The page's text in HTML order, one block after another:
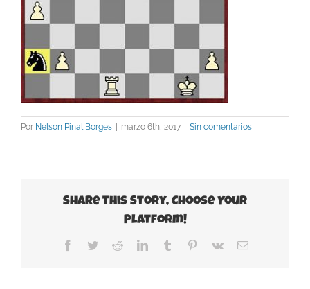
Por Nelson Pinal Borges | marzo 6th, 2017 | Sin comentarios
Share This Story, Choose Your
Platform!
Facebook
TwitterRedditLinkedInTumblr Pinterest
Vk
Correo